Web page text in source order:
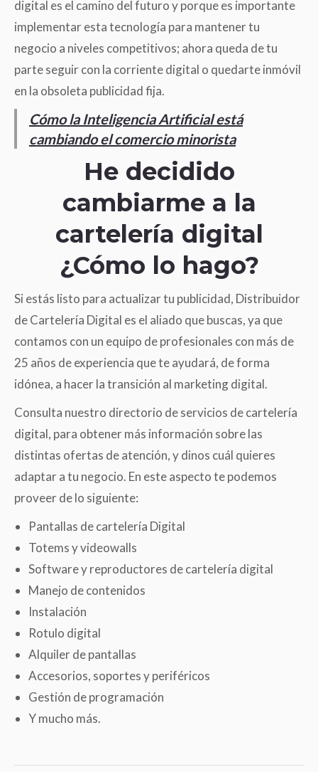
digital es el camino del futuro y porque es importante
implementar esta tecnología para mantener tu
negocio a niveles competitivos; ahora queda de tu
parte seguir con la corriente digital o quedarte inmóvil
en la obsoleta publicidad fija.
Cómo la Inteligencia Artificial está
cambiando el comercio minorista
He decidido
cambiarme a la
cartelería digital
¿Cómo lo hago?
Si estás listo para actualizar tu publicidad, Distribuidor
de Cartelería Digital es el aliado que buscas, ya que
contamos con un equipo de profesionales con más de
25 años de experiencia que te ayudará, de forma
idónea, a hacer la transición al marketing digital.
Consulta nuestro directorio de servicios de cartelería
digital, para obtener más información sobre las
distintas ofertas de atención, y dinos cuál quieres
adaptar a tu negocio. En este aspecto te podemos
proveer de lo siguiente:
Pantallas de cartelería Digital
Totems y videowalls
Software y reproductores de cartelería digital
Manejo de contenidos
Instalación
Rotulo digital
Alquiler de pantallas
Accesorios, soportes y periféricos
Gestión de programación
Y mucho más.